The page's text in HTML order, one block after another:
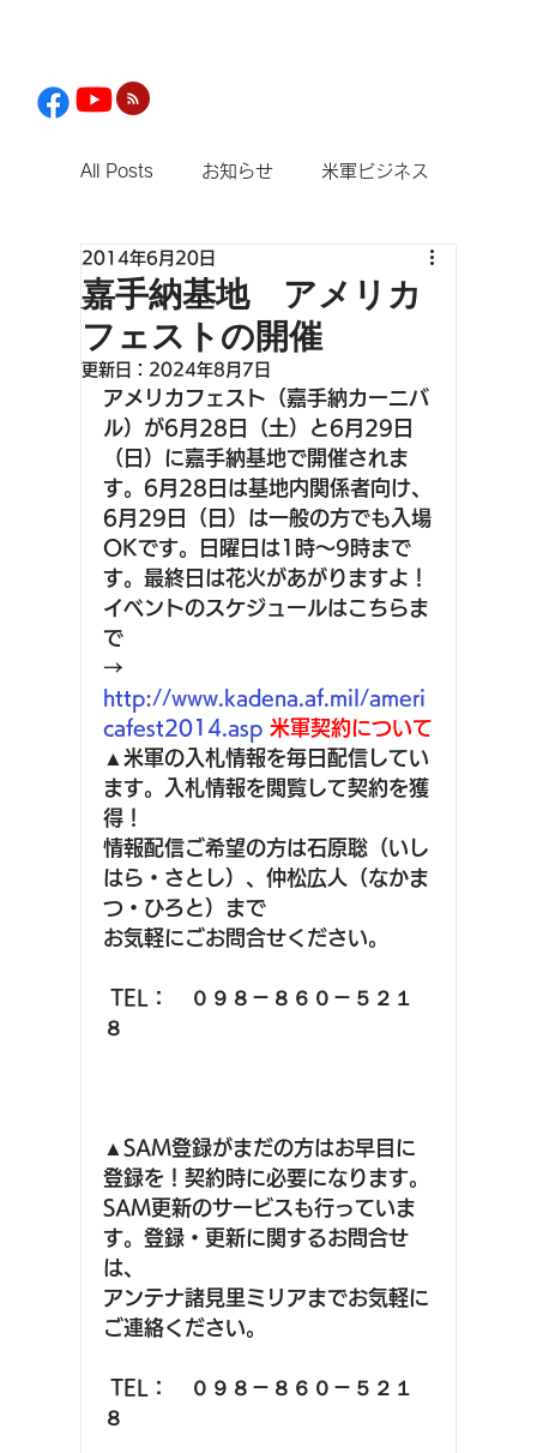
All Posts お知らせ 米軍ビジネス
観光
嘉手納基地 アメリカ
フェストの開催
2014年6月20日
更新日： 2024年8月7日
アメリカフェスト（嘉手納カーニバ
ル）が6月28日（土）と6月29日
（日）に嘉手納基地で開催されま
す。6月28日は基地内関係者向け、
6月29日（日）は一般の方でも入場
OKです。日曜日は1時～9時まで
す。最終日は花火があがりますよ！
イベントのスケジュールはこちらま
で
→
http://www.kadena.af.mil/ameri
cafest2014.asp 米軍契約について
▲米軍の入札情報を毎日配信してい
ます。入札情報を閲覧して契約を獲
得！
情報配信ご希望の方は石原聡（いし
はら・さとし）、仲松広人（なかま
つ・ひろと）まで
お気軽にごお問合せください。
TEL：　０９８－８６０－５２１
８
▲SAM登録がまだの方はお早目に
登録を！契約時に必要になります。
SAM更新のサービスも行っていま
す。登録・更新に関するお問合せ
は、
アンテナ諸見里ミリアまでお気軽に
ご連絡ください。
TEL：　０９８－８６０－５２１
８